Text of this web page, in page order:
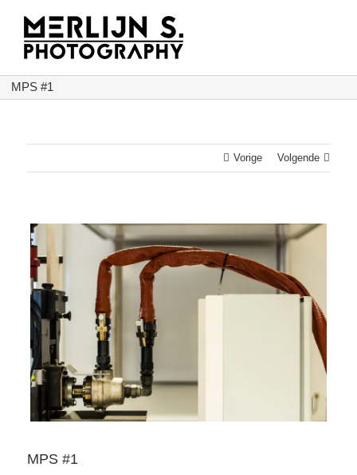
inhoud
MPS #1
Vorige Volgende
MPS #1